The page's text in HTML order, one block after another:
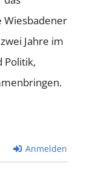
Wiesbadener
Jahre im
Politik,
Anmelden